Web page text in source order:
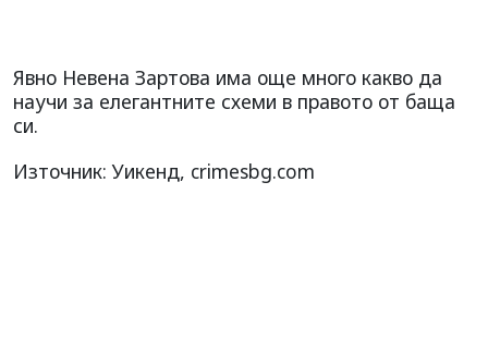
Явно Невена Зартова има още много какво да
научи за елегантните схеми в правото от баща
си.
Източник: Уикенд, crimesbg.com